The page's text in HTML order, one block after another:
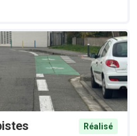
Réalisé